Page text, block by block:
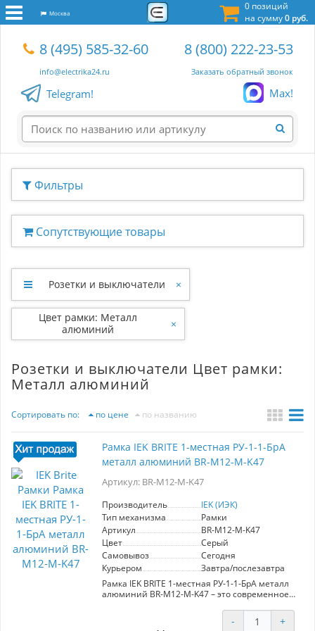
0 позиций
на сумму0 руб.
Москва
8 (495) 585-32-60
info@electrika24.ru
8 (800) 222-23-53
Заказать обратный звонок
Telegram! Max!
Фильтры
Сопутствующие товары
Розетки и выключатели ×
Цвет рамки: Металл
алюминий
×
Розетки и выключатели Цвет рамки:
Металл алюминий
Сортировать по: по цене по названию
Рамка IEK BRITE 1-местная РУ-1-1-БрА
металл алюминий BR-M12-M-K47
Артикул: BR-M12-M-K47
Производитель
IEK (ИЭК)
Тип механизма
Рамки
Артикул
BR-M12-M-K47
Цвет
Серый
Самовывоз
Сегодня
Курьером
Завтра/послезавтра
Рамка IEK BRITE 1-местная РУ-1-1-БрА металл
алюминий BR-M12-M-K47 – это современное
впечатляет своим дизайном и высоким
качеством. Производитель IEK, известный
- +